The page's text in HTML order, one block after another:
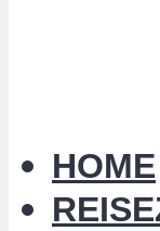
HOME